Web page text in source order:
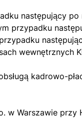
następujący
przypadku
wewnętrznych
kadrowo-
w Warszawie